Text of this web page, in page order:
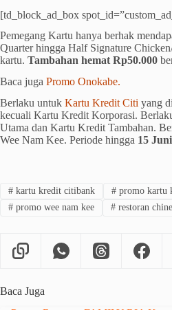
[td_block_ad_box
Pemegang Kartu hanya berhak
Quarter hingga Half Signature
kartu. Tambahan hemat Rp50.000
Baca juga Promo Onokabe.
Berlaku untuk Kartu Kredit Citi yang
kecuali Kartu Kredit Korporasi.
Utama dan Kartu Kredit Tambahan.
Wee Nam Kee. Periode hingga 15
#kartu kredit citibank #promo kartu
#promo wee nam kee #restoran
Baca Juga